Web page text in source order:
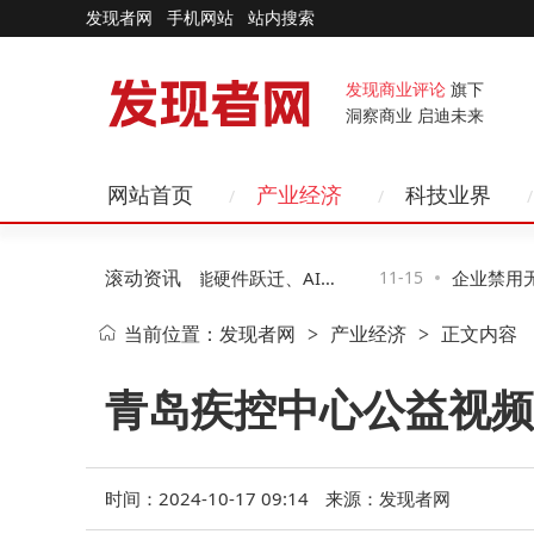
发现者网 手机网站 站内搜索
发现商业评论旗下
洞察商业 启迪未来
网站首页 产业经济 科技业界
滚动资讯
十年科技新图景：智能硬件跃迁、AI赋
网络无感化变革
11-15 企业禁用无
二种助企业
当前位置： 发现者网 > 产业经济 > 正文内容
青岛疾控中心公益视
时间：2024-10-17 09:14 来源：发现者网